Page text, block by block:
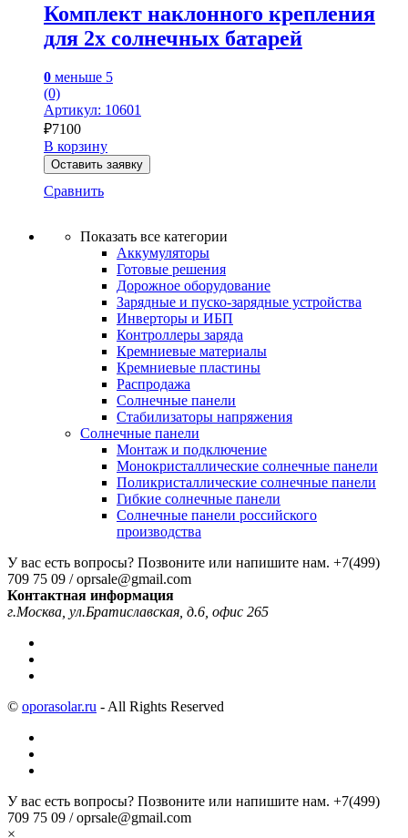
Комплект наклонного крепления
для 2х солнечных батарей
0 меньше 5
(0)
Артикул: 10601
₽7100
В корзину
Оставить заявку
Сравнить
Показать все категории
Аккумуляторы
Готовые решения
Дорожное оборудование
Зарядные и пуско-зарядные устройства
Инверторы и ИБП
Контроллеры заряда
Кремниевые материалы
Кремниевые пластины
Распродажа
Солнечные панели
Стабилизаторы напряжения
Солнечные панели
Монтаж и подключение
Монокристаллические солнечные панели
Поликристаллические солнечные панели
Гибкие солнечные панели
Солнечные панели российского
производства
У вас есть вопросы? Позвоните или напишите нам. +7(499)
709 75 09 / oprsale@gmail.com
Контактная информация
г.Москва, ул.Братиславская, д.6, офис 265
© oporasolar.ru - All Rights Reserved
У вас есть вопросы? Позвоните или напишите нам. +7(499)
709 75 09 / oprsale@gmail.com
×